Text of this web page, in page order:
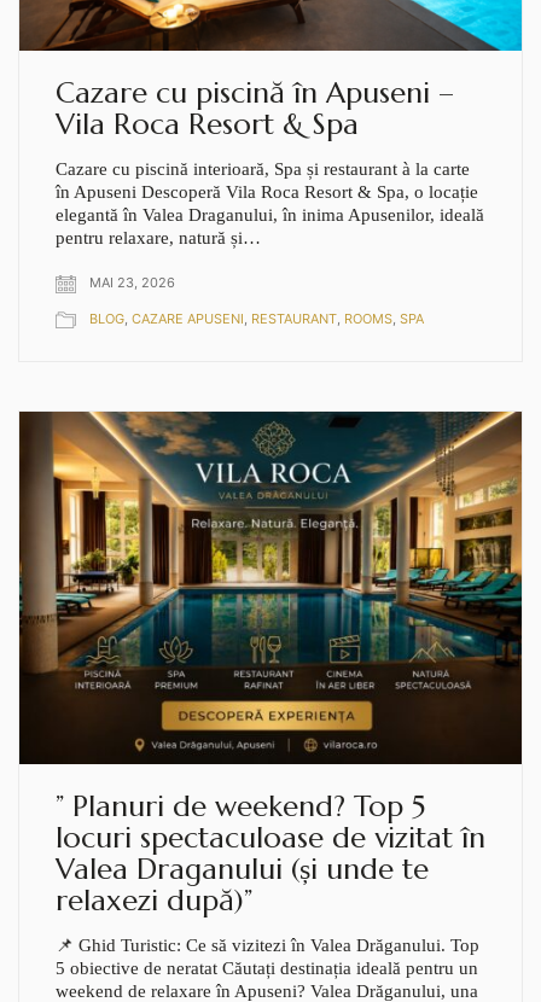
Cazare cu piscină în Apuseni –
Vila Roca Resort & Spa
Cazare cu piscină interioară, Spa și restaurant à la carte
în Apuseni Descoperă Vila Roca Resort & Spa, o locație
elegantă în Valea Draganului, în inima Apusenilor, ideală
pentru relaxare, natură și…
MAI 23, 2026
BLOG, CAZARE APUSENI, RESTAURANT, ROOMS, SPA
” Planuri de weekend? Top 5
locuri spectaculoase de vizitat în
Valea Draganului (și unde te
relaxezi după)”
📌 Ghid Turistic: Ce să vizitezi în Valea Drăganului. Top
5 obiective de neratat Căutați destinația ideală pentru un
weekend de relaxare în Apuseni? Valea Drăganului, una